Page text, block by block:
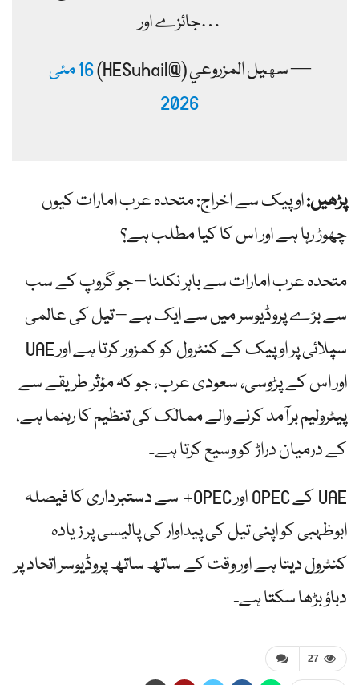
جائزے اور…
— سهیل المزروعي (@HESuhail)
16 مئی
2026
پڑھیں:اوپیک سے اخراج: متحدہ عرب امارات کیوں
چھوڑ رہا ہے اور اس کا کیا مطلب ہے؟
متحدہ عرب امارات سے باہر نکلنا – جو گروپ کے سب
سے بڑے پروڈیوسر میں سے ایک ہے – تیل کی عالمی
سپلائی پر اوپیک کے کنٹرول کو کمزور کرتا ہے اور UAE
اور اس کے پڑوسی، سعودی عرب، جو کہ مؤثر طریقے سے
پیٹرولیم برآمد کرنے والے ممالک کی تنظیم کا رہنما ہے،
کے درمیان دراڑ کو وسیع کرتا ہے۔
UAE کے OPEC اور OPEC+ سے دستبرداری کا فیصلہ
ابوظہبی کو اپنی تیل کی پیداوار کی پالیسی پر زیادہ
کنٹرول دیتا ہے اور وقت کے ساتھ ساتھ پروڈیوسر اتحاد پر
دباؤ بڑھا سکتا ہے۔
27